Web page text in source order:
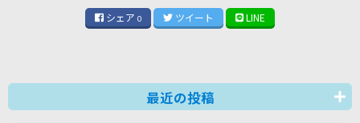
シェア 0 ツイート LINE
最近の投稿